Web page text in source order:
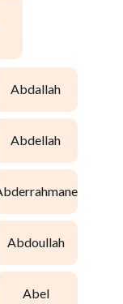
abdallah
abdellah
abderrahmane
abdoullah
abel